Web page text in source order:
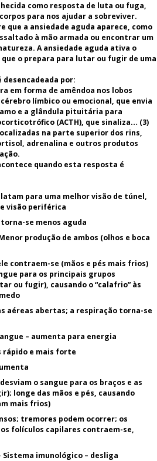
como resposta de luta ou fuga,
para nos ajudar a sobreviver.
que a ansiedade aguda aparece, como
à mão armada ou encontrar um
A ansiedade aguda ativa o
o prepara para lutar ou fugir de uma
por:
em forma de amêndoa nos lobos
límbico ou emocional, que envia
e a glândula pituitária para
(ACTH), que sinaliza… (3)
na parte superior dos rins,
adrenalina e outros produtos
quando esta resposta é
para uma melhor visão de túnel,
visão periférica
se menos aguda
produção de ambos (olhos e boca
contraem-se (mãos e pés mais frios)
para os principais grupos
ou fugir), causando o “calafrio” às
aéreas abertas; a respiração torna-se
– aumenta para energia
rápido e mais forte
desviam o sangue para os braços e as
longe das mãos e pés, causando
mais frios)
tremores podem ocorrer; os
folículos capilares contraem-se,
Sistema imunológico – desliga